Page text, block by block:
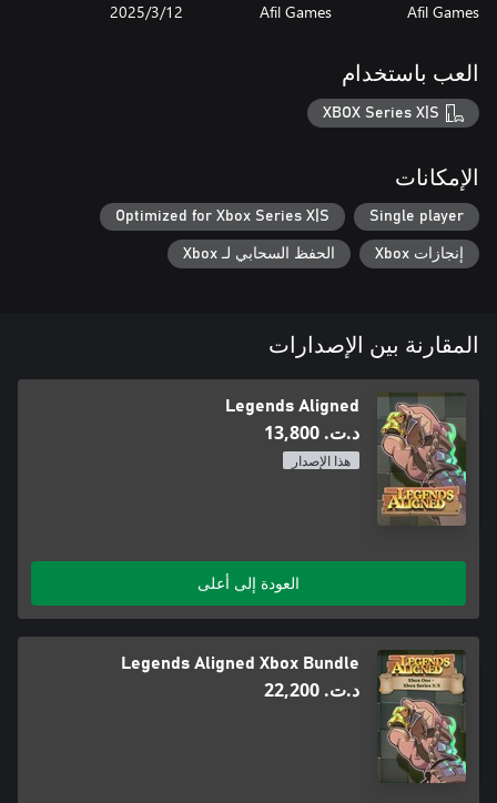
Afil Games
Afil Games
12‏/3‏/2025
العب باستخدام
XBOX Series X|S
الإمكانات
Single player
Optimized for Xbox Series X|S
إنجازات Xbox الحفظ السحابي لـ Xbox
المقارنة بين الإصدارات
Legends Aligned
د.ت.‏ 13,800
هذا الإصدار
العودة إلى أعلى
Legends Aligned Xbox Bundle
د.ت.‏ 22,200